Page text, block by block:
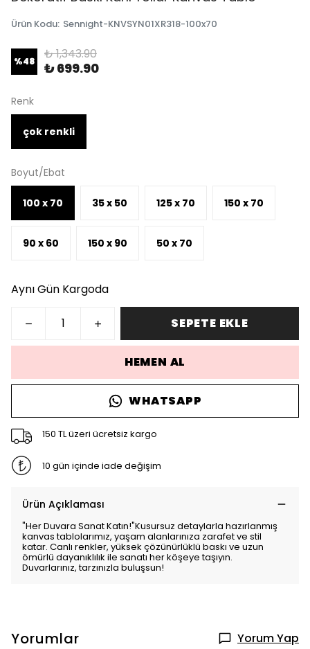
Ürün Kodu: Sennight-KNVSYN01XR318-100x70
%48 ₺ 1,343.90
₺ 699.90
Renk
çok renkli
Boyut/Ebat
100 x 70 35 x 50 125 x 70 150 x 70
90 x 60 150 x 90 50 x 70
Aynı Gün Kargoda
SEPETE EKLE
HEMEN AL
WHATSAPP
150 TL üzeri ücretsiz kargo
10 gün içinde iade değişim
Ürün Açıklaması
"Her Duvara Sanat Katın!"Kusursuz detaylarla hazırlanmış
kanvas tablolarımız, yaşam alanlarınıza zarafet ve stil
katar. Canlı renkler, yüksek çözünürlüklü baskı ve uzun
ömürlü dayanıklılık ile sanatı her köşeye taşıyın.
Duvarlarınız, tarzınızla buluşsun!
Yorumlar Yorum Yap